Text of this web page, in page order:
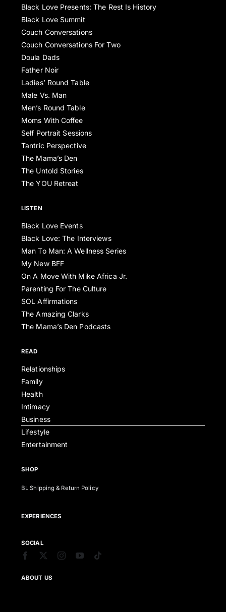
Black Love Presents: The Rest Is History
Black Love Summit
Couch Conversations
Couch Conversations For Two
Doula Dads
Father Noir
Ladies’ Round Table
Male Vs. Man
Men’s Round Table
Moms With Coffee
Self Portrait Sessions
Tantric Perspective
The Mama’s Den
The Untold Stories
The YOU Retreat
LISTEN
Black Love Events
Black Love: The Interviews
Man To Man: A Wellness Series
My New BFF
On A Move With Mike Africa Jr.
Parenting For The Culture
SOL Affirmations
The Amazing Clarks
The Mama’s Den Podcasts
READ
Relationships
Family
Health
Intimacy
Business
Lifestyle
Entertainment
SHOP
BL Shipping & Return Policy
EXPERIENCES
SOCIAL
ABOUT US